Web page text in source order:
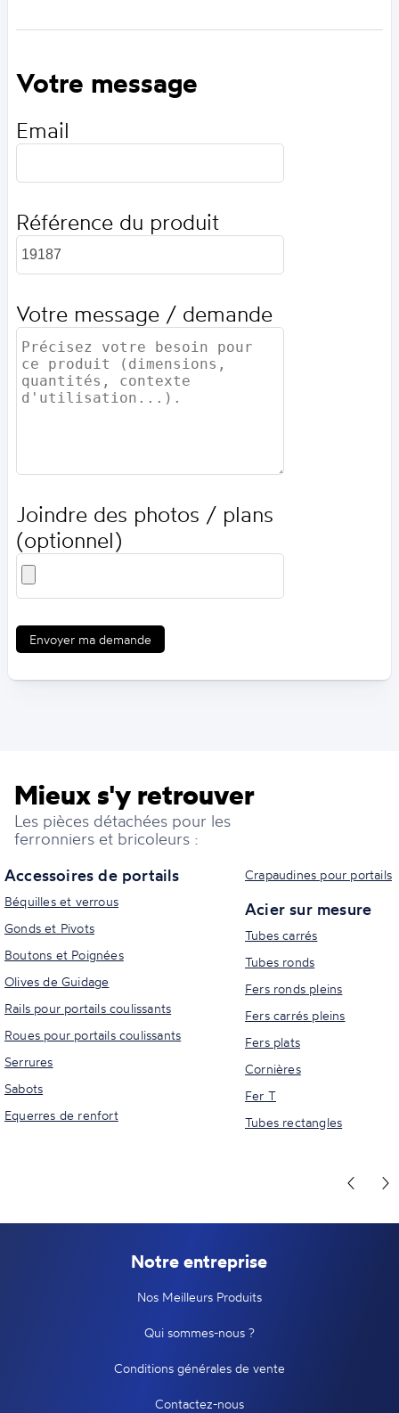
Votre message
Email
Référence du produit
Votre message / demande
Joindre des photos / plans
(optionnel)
Envoyer ma demande
Mieux s'y retrouver
Les pièces détachées pour les
ferronniers et bricoleurs :
Accessoires de portails
Béquilles et verrous
Gonds et Pivots
Boutons et Poignées
Olives de Guidage
Rails pour portails coulissants
Roues pour portails coulissants
Serrures
Sabots
Equerres de renfort
Crapaudines pour portails
Acier sur mesure
Tubes carrés
Tubes ronds
Fers ronds pleins
Fers carrés pleins
Fers plats
Cornières
Fer T
Tubes rectangles
Notre entreprise
Nos Meilleurs Produits
Qui sommes-nous ?
Conditions générales de vente
Contactez-nous